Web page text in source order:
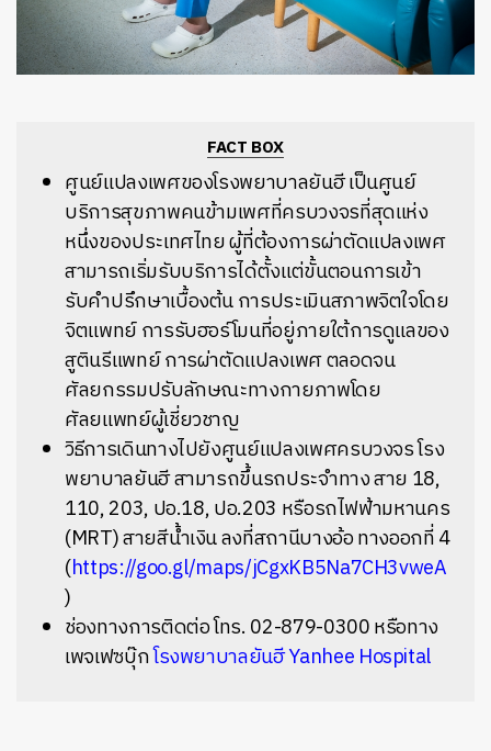
FACT BOX
ศูนย์แปลงเพศของโรงพยาบาลยันฮี เป็นศูนย์
บริการสุขภาพคนข้ามเพศที่ครบวงจรที่สุดแห่ง
หนึ่งของประเทศไทย ผู้ที่ต้องการผ่าตัดแปลงเพศ
สามารถเริ่มรับบริการได้ตั้งแต่ขั้นตอนการเข้า
รับคำปรึกษาเบื้องต้น การประเมินสภาพจิตใจโดย
จิตแพทย์ การรับฮอร์โมนที่อยู่ภายใต้การดูแลของ
สูตินรีแพทย์ การผ่าตัดแปลงเพศ ตลอดจน
ศัลยกรรมปรับลักษณะทางกายภาพโดย
ศัลยแพทย์ผู้เชี่ยวชาญ
วิธีการเดินทางไปยังศูนย์แปลงเพศครบวงจร โรง
พยาบาลยันฮี สามารถขึ้นรถประจำทาง สาย 18,
110, 203, ปอ.18, ปอ.203 หรือรถไฟฟ้ามหานคร
(MRT) สายสีน้ำเงิน ลงที่สถานีบางอ้อ ทางออกที่ 4
(https://goo.gl/maps/jCgxKB5Na7CH3vweA
)
ช่องทางการติดต่อ โทร. 02-879-0300 หรือทาง
เพจเฟซบุ๊กโรงพยาบาลยันฮี Yanhee Hospital